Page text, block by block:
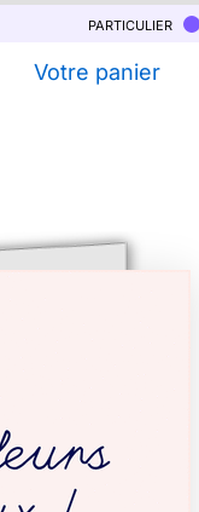
particulier
Votre panier